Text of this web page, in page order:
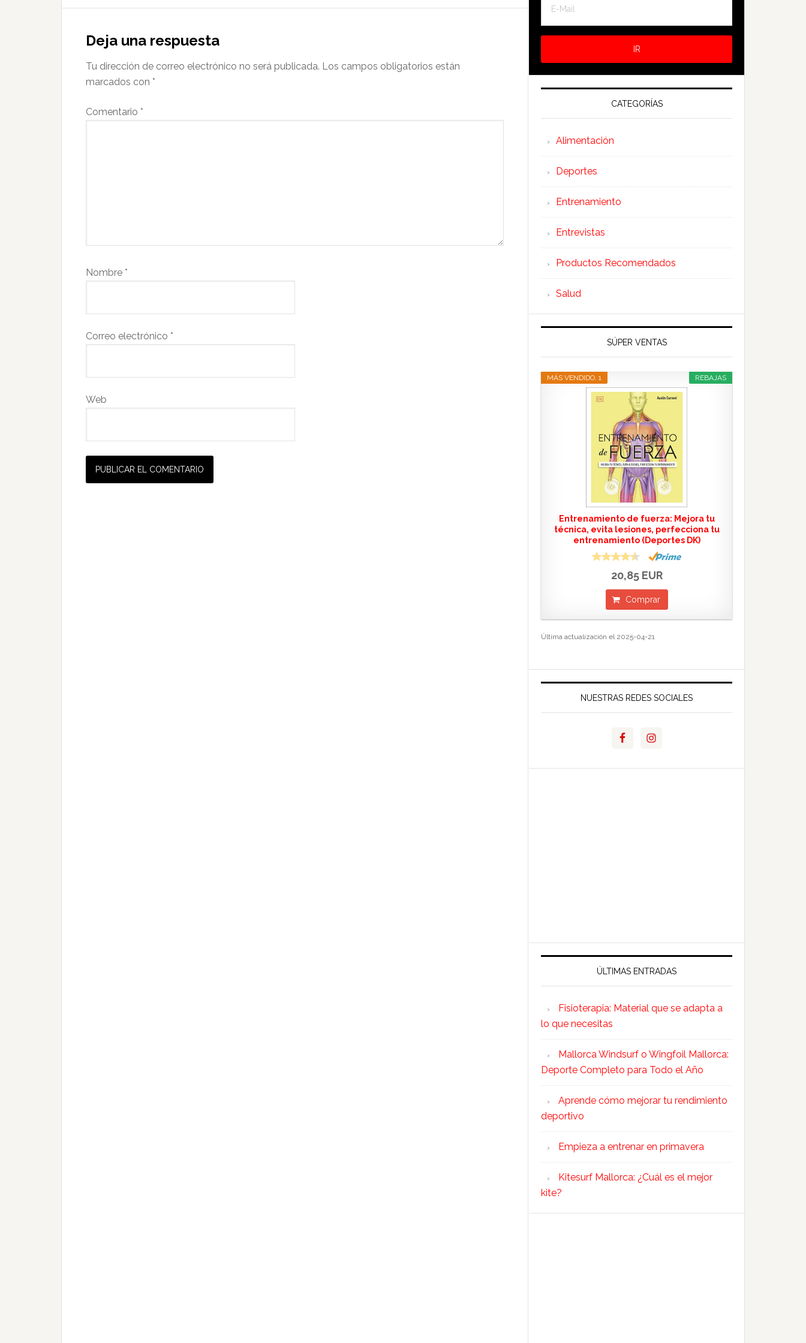
con
lectores
Deja una respuesta
Tu dirección de correo electrónico no será publicada. Los campos obligatorios están
marcados con *
Comentario *
Nombre *
Correo electrónico *
Web
CATEGORÍAS
Alimentación
Deportes
Entrenamiento
Entrevistas
Productos Recomendados
Salud
SÚPER VENTAS
REBAJAS
MÁS VENDIDO. 1
Entrenamiento de fuerza: Mejora tu
técnica, evita lesiones, perfecciona tu
entrenamiento (Deportes DK)
20,85 EUR
Comprar
Última actualización el 2025-04-21
NUESTRAS REDES SOCIALES
ÚLTIMAS ENTRADAS
Fisioterapia: Material que se adapta a
lo que necesitas
Mallorca Windsurf o Wingfoil Mallorca:
Deporte Completo para Todo el Año
Aprende cómo mejorar tu rendimiento
deportivo
Empieza a entrenar en primavera
Kitesurf Mallorca: ¿Cuál es el mejor
kite?